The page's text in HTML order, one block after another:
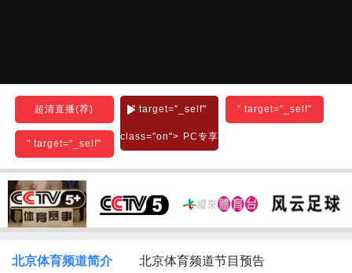
超清直播(荐) " target="_self"
class="on"> PC专享
" target="_self"
" target="_self"
class="on">高清2
北京体育频道简介 北京体育频道节目预告